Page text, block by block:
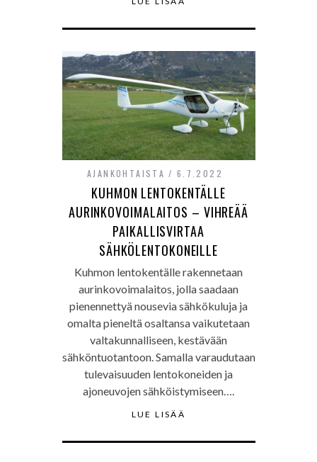
AJANKOHTAISTA 6.7.2022
KUHMON LENTOKENTÄLLE
AURINKOVOIMALAITOS – VIHREÄÄ
PAIKALLISVIRTAA
SÄHKÖLENTOKONEILLE
Kuhmon lentokentälle rakennetaan
aurinkovoimalaitos, jolla saadaan
pienennettyä nousevia sähkökuluja ja
omalta pieneltä osaltansa vaikutetaan
valtakunnalliseen, kestävään
sähköntuotantoon. Samalla varaudutaan
tulevaisuuden lentokoneiden ja
ajoneuvojen sähköistymiseen….
LUE LISÄÄ